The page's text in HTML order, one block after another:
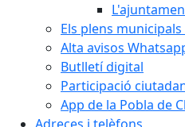
Els plens
Alta avisos
Butlletí digital
Participació
App de la Pobla de